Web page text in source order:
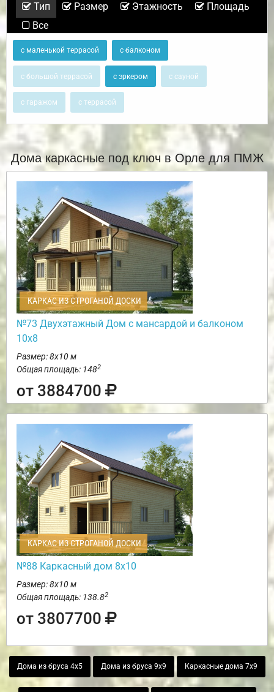
Тип Размер Этажность
Площадь
Все
с маленькой террасой с балконом
с большой террасой с эркером с сауной
с гаражом с террасой
Дома каркасные под ключ в Орле для ПМЖ
КАРКАС ИЗ СТРОГАНОЙ ДОСКИ
№73 Двухэтажный Дом с мансардой и балконом
10х8
Размер: 8х10 м
Общая площадь: 1482
от 3884700
КАРКАС ИЗ СТРОГАНОЙ ДОСКИ
№88 Каркасный дом 8х10
Размер: 8х10 м
Общая площадь: 138.82
от 3807700
Дома из бруса 4х5 Дома из бруса 9х9 Каркасные дома 7х9